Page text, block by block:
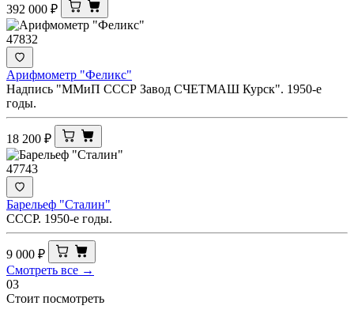
392 000 ₽
47832
Арифмометр "Феликс"
Надпись "ММиП СССР Завод СЧЕТМАШ Курск". 1950-е
годы.
18 200 ₽
47743
Барельеф "Сталин"
СССР. 1950-е годы.
9 000 ₽
Смотреть все →
03
Стоит посмотреть